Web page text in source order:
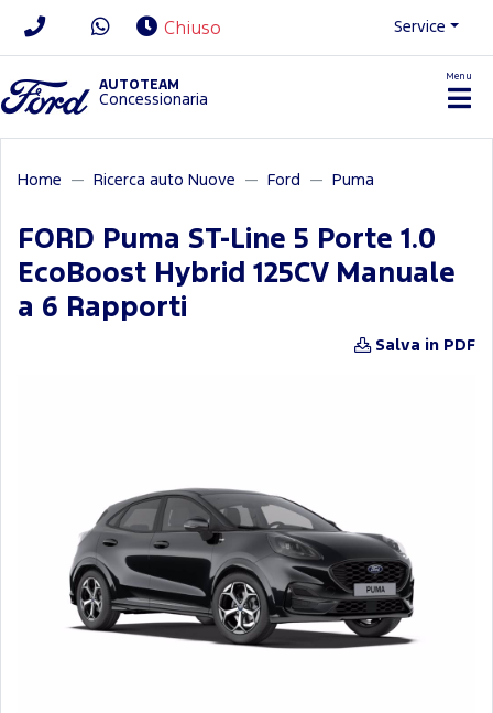
Chiuso Service
AUTOTEAM
Concessionaria
Menu
Home Ricerca auto Nuove Ford Puma
FORD Puma ST-Line 5 Porte 1.0
EcoBoost Hybrid 125CV Manuale
a 6 Rapporti
Salva in PDF